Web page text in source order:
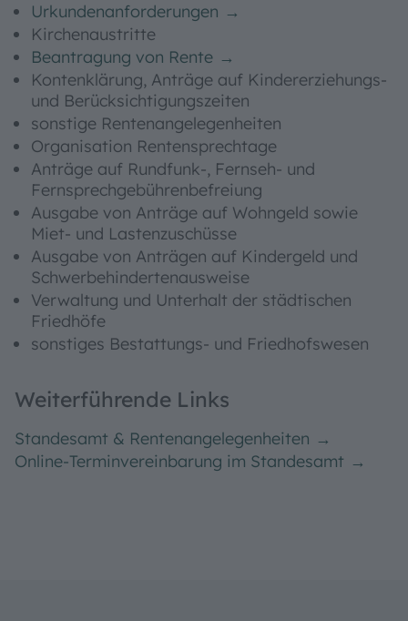
Urkundenanforderungen
Kirchenaustritte
Beantragung von Rente
Kontenklärung, Anträge auf Kindererziehungs-
und Berücksichtigungszeiten
sonstige Rentenangelegenheiten
Organisation Rentensprechtage
Anträge auf Rundfunk-, Fernseh- und
Fernsprechgebührenbefreiung
Ausgabe von Anträge auf Wohngeld sowie
Miet- und Lastenzuschüsse
Ausgabe von Anträgen auf Kindergeld und
Schwerbehindertenausweise
Verwaltung und Unterhalt der städtischen
Friedhöfe
sonstiges Bestattungs- und Friedhofswesen
Weiterführende Links
Standesamt & Rentenangelegenheiten
Online-Terminvereinbarung im Standesamt